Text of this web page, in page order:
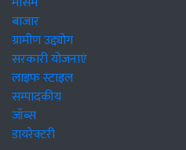
बाजार
ग्रामीण उद्द्योग
सरकारी योजनाएं
लाइफ स्टाइल
सम्पादकीय
जॉब्स
डायरेक्टरी